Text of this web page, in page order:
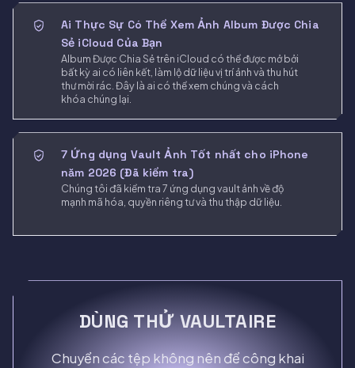
Ai Thực Sự Có Thể Xem Ảnh Album Được Chia
Sẻ iCloud Của Bạn
Album Được Chia Sẻ trên iCloud có thể được mở bởi
bất kỳ ai có liên kết, làm lộ dữ liệu vị trí ảnh và thu hút
thư mời rác. Đây là ai có thể xem chúng và cách
khóa chúng lại.
7 Ứng dụng Vault Ảnh Tốt nhất cho iPhone
năm 2026 (Đã kiểm tra)
Chúng tôi đã kiểm tra 7 ứng dụng vault ảnh về độ
mạnh mã hóa, quyền riêng tư và thu thập dữ liệu.
DÙNG THỬ VAULTAIRE
Chuyển các tệp không nên để công khai